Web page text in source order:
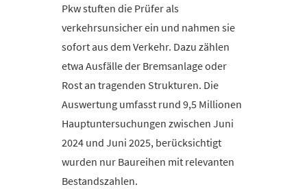
Pkw stuften die Prüfer als
verkehrsunsicher ein und nahmen sie
sofort aus dem Verkehr. Dazu zählen
etwa Ausfälle der Bremsanlage oder
Rost an tragenden Strukturen. Die
Auswertung umfasst rund 9,5 Millionen
Hauptuntersuchungen zwischen Juni
2024 und Juni 2025, berücksichtigt
wurden nur Baureihen mit relevanten
Bestandszahlen.